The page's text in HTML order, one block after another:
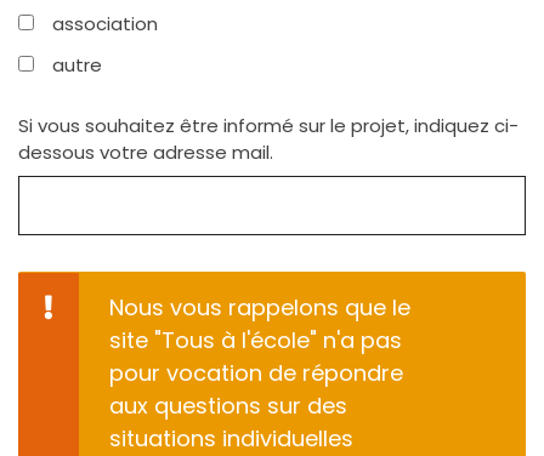
association
autre
Si vous souhaitez être informé sur le projet, indiquez ci-
dessous votre adresse mail.
Nous vous rappelons que le
site "Tous à l'école" n'a pas
pour vocation de répondre
aux questions sur des
situations individuelles